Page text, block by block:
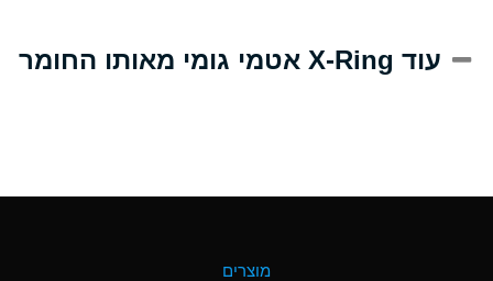
(Aqueous) עוד X-Ring אטמי גומי מאותו החומר
מוצרים